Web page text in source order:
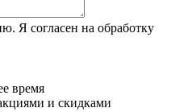
Я согласен на обработку
время
и скидками